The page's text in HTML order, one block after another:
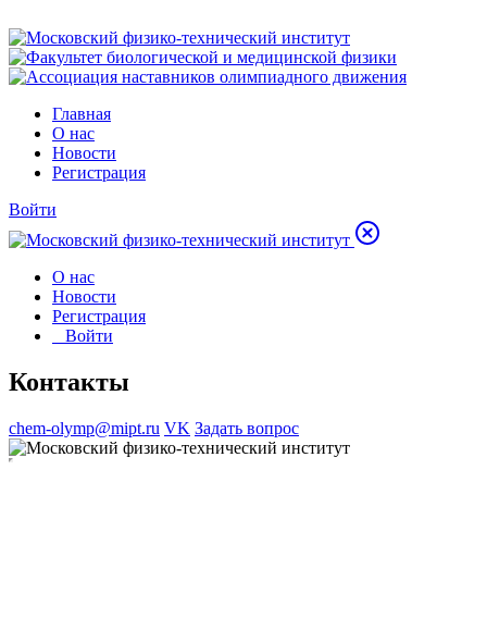
Главная
О нас
Новости
Регистрация
Войти
О нас
Новости
Регистрация
Войти
Контакты
chem-olymp@mipt.ru VK Задать вопрос